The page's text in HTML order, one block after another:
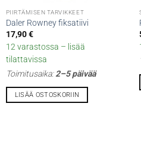
PIIRTÄMISEN TARVIKKEET
Daler Rowney fiksatiivi
17,90€
12 varastossa – lisää
tilattavissa
Toimitusaika:2–5 päivää
LISÄÄ OSTOSKORIIN